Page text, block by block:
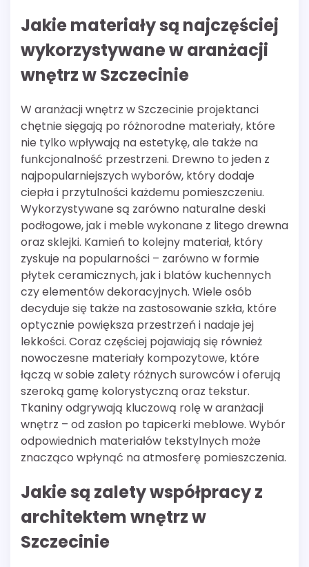
Jakie materiały są najczęściej
wykorzystywane w aranżacji
wnętrz w Szczecinie
W aranżacji wnętrz w Szczecinie projektanci
chętnie sięgają po różnorodne materiały, które
nie tylko wpływają na estetykę, ale także na
funkcjonalność przestrzeni. Drewno to jeden z
najpopularniejszych wyborów, który dodaje
ciepła i przytulności każdemu pomieszczeniu.
Wykorzystywane są zarówno naturalne deski
podłogowe, jak i meble wykonane z litego drewna
oraz sklejki. Kamień to kolejny materiał, który
zyskuje na popularności – zarówno w formie
płytek ceramicznych, jak i blatów kuchennych
czy elementów dekoracyjnych. Wiele osób
decyduje się także na zastosowanie szkła, które
optycznie powiększa przestrzeń i nadaje jej
lekkości. Coraz częściej pojawiają się również
nowoczesne materiały kompozytowe, które
łączą w sobie zalety różnych surowców i oferują
szeroką gamę kolorystyczną oraz tekstur.
Tkaniny odgrywają kluczową rolę w aranżacji
wnętrz – od zasłon po tapicerki meblowe. Wybór
odpowiednich materiałów tekstylnych może
znacząco wpłynąć na atmosferę pomieszczenia.
Jakie są zalety współpracy z
architektem wnętrz w
Szczecinie